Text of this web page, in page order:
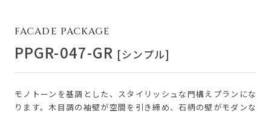
FACADE PACKAGE
PPGR-047-GR [シンプル]
モノトーンを基調とした、スタイリッシュな門構えプランにな
ります。木目調の袖壁が空間を引き締め、石柄の壁がモダンな